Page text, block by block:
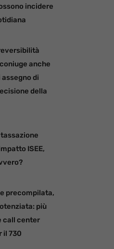
incidere
anche
assegno di
della
tassazione
ISEE,
precompilata,
più
call center
il 730